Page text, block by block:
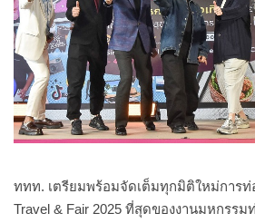
ททท. เตรียมพร้อมจัดเต็มทุกมิติใหม่การท่
Travel & Fair 2025 ที่สุดของงานมหกรร